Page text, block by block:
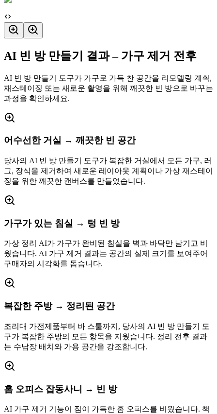
AI 빈 방 만들기 결과 – 가구 제거 전후
AI 빈 방 만들기 도구가 가구로 가득 찬 공간을 리모델링 계획,
재스테이징 또는 새로운 촬영을 위해 깨끗한 빈 방으로 바꾸는
과정을 확인하세요.
어수선한 거실 → 깨끗한 빈 공간
당사의 AI 빈 방 만들기 도구가 복잡한 거실에서 모든 가구, 러
그, 장식을 제거하여 새로운 레이아웃 계획이나 가상 재스테이
징을 위한 깨끗한 캔버스를 만들었습니다.
가구가 있는 침실 → 텅 빈 방
가상 정리 AI가 가구가 완비된 침실을 벽과 바닥만 남기고 비
웠습니다. AI 가구 제거 결과는 공간의 실제 크기를 보여주어
구매자의 시각화를 돕습니다.
복잡한 주방 → 정리된 공간
조리대 가전제품부터 바 스툴까지, 당사의 AI 빈 방 만들기 도
구가 복잡한 주방의 모든 항목을 지웠습니다. 정리 전후 결과
는 수납장 배치와 가용 공간을 강조합니다.
홈 오피스 잡동사니 → 빈 방
AI 가구 제거 기능이 짐이 가득한 홈 오피스를 비웠습니다. 책